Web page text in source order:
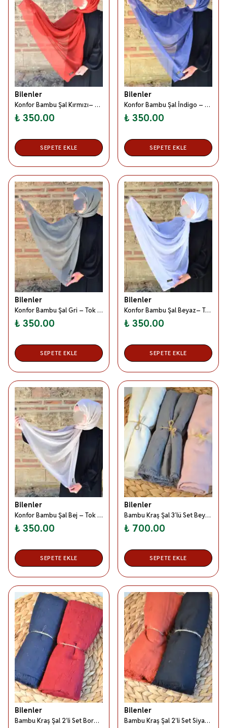
Bilenler
Konfor Bambu Şal Kırmızı– Tok Duruşlu, Kaymaz
₺ 350.00
SEPETE EKLE
Bilenler
Konfor Bambu Şal İndigo – Tok Duruşlu, Kaymaz
₺ 350.00
SEPETE EKLE
Bilenler
Konfor Bambu Şal Gri – Tok Duruşlu, Kaymaz
₺ 350.00
SEPETE EKLE
Bilenler
Konfor Bambu Şal Beyaz– Tok Duruşlu, Kaymaz
₺ 350.00
SEPETE EKLE
Bilenler
Konfor Bambu Şal Bej – Tok Duruşlu, Kaymaz
₺ 350.00
SEPETE EKLE
Bilenler
Bambu Kraş Şal 3’lü Set Beyaz/Füme/Pembe– 75x210 cm | Nefes Alabilir; Terletmez; Tok Duruşlu Mevsimlik Kumaş
₺ 700.00
SEPETE EKLE
Bilenler
Bambu Kraş Şal 2’li Set Bordo/ Lacivert– 75x210 cm | Nefes Alabilir; Terletmez; Tok Duruşlu Mevsimlik Kumaş
Bilenler
Bambu Kraş Şal 2’li Set Siyah/ Kiremit– 75x210 cm | Nefes Alabilir; Terletmez; Tok Duruşlu Mevsimlik Kumaş